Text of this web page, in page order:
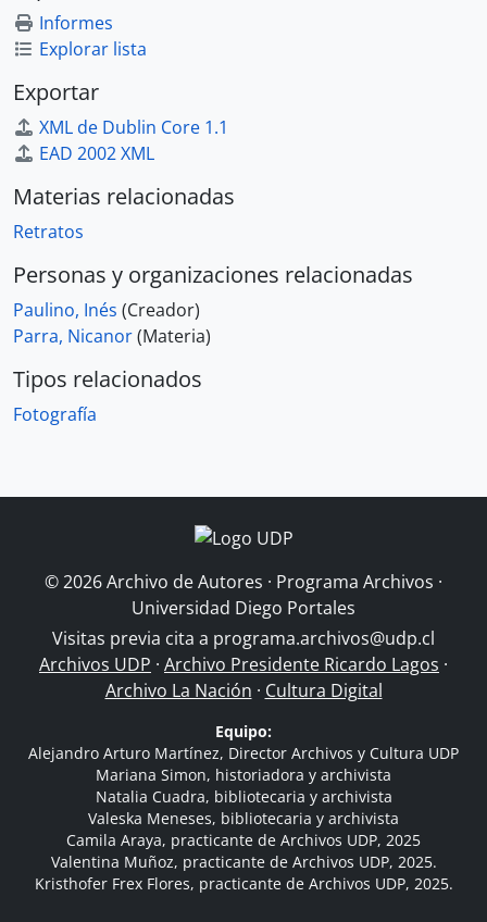
Informes
Explorar lista
Exportar
XML de Dublin Core 1.1
EAD 2002 XML
Materias relacionadas
Retratos
Personas y organizaciones relacionadas
Paulino, Inés (Creador)
Parra, Nicanor(Materia)
Tipos relacionados
Fotografía
© 2026 Archivo de Autores · Programa Archivos ·
Universidad Diego Portales
Visitas previa cita a programa.archivos@udp.cl
Archivos UDP · Archivo Presidente Ricardo Lagos ·
Archivo La Nación · Cultura Digital
Equipo:
Alejandro Arturo Martínez, Director Archivos y Cultura UDP
Mariana Simon, historiadora y archivista
Natalia Cuadra, bibliotecaria y archivista
Valeska Meneses, bibliotecaria y archivista
Camila Araya, practicante de Archivos UDP, 2025
Valentina Muñoz, practicante de Archivos UDP, 2025.
Kristhofer Frex Flores, practicante de Archivos UDP, 2025.